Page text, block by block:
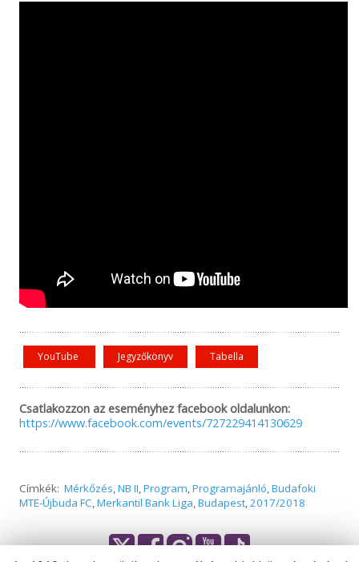
YouTube Jegyzőkönyv Tabella
Csatlakozzon az eseményhez facebook oldalunkon:
https://www.facebook.com/events/727229414130629
Címkék: Mérkőzés,NB II,Program,Programajánló,Budafoki
MTE-Újbuda FC,Merkantil Bank Liga,Budapest,2017/2018